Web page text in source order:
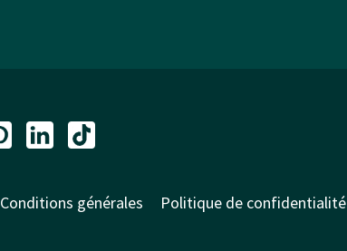
Conditions générales Politique de confidentialité